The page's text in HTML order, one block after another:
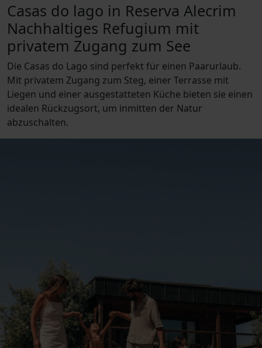
Casas do lago in Reserva Alecrim
Nachhaltiges Refugium mit
privatem Zugang zum See
Die Casas do Lago sind perfekt für einen Paarurlaub.
Mit privatem Zugang zum Steg, einer Terrasse mit
Liegen und einer ausgestatteten Küche bieten sie einen
idealen Rückzugsort, um inmitten der Natur
abzuschalten.